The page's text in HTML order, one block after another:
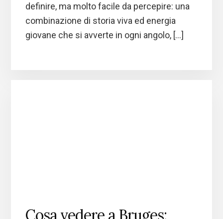
definire, ma molto facile da percepire: una
combinazione di storia viva ed energia
giovane che si avverte in ogni angolo, […]
Cosa vedere a Bruges: